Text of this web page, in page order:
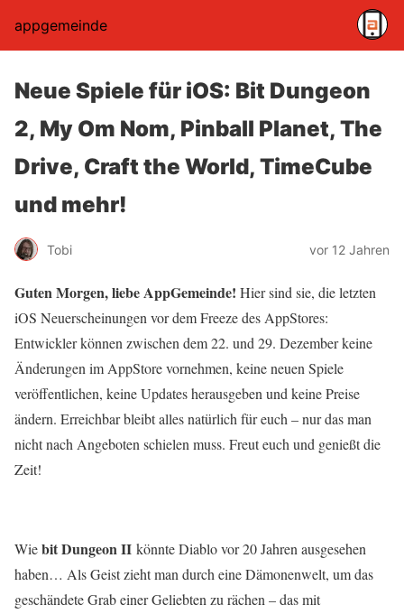
appgemeinde
Neue Spiele für iOS: Bit Dungeon
2, My Om Nom, Pinball Planet, The
Drive, Craft the World, TimeCube
und mehr!
Tobi vor 12 Jahren
Guten Morgen, liebe AppGemeinde! Hier sind sie, die letzten
iOS Neuerscheinungen vor dem Freeze des AppStores:
Entwickler können zwischen dem 22. und 29. Dezember keine
Änderungen im AppStore vornehmen, keine neuen Spiele
veröffentlichen, keine Updates herausgeben und keine Preise
ändern. Erreichbar bleibt alles natürlich für euch – nur das man
nicht nach Angeboten schielen muss. Freut euch und genießt die
Zeit!
Wiebit Dungeon II könnte Diablo vor 20 Jahren ausgesehen
haben… Als Geist zieht man durch eine Dämonenwelt, um das
geschändete Grab einer Geliebten zu rächen – das mit